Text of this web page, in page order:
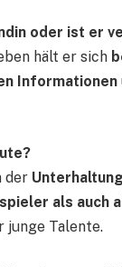
oder ist er
hält er sich
Informationen
der
als auch
junge Talente.